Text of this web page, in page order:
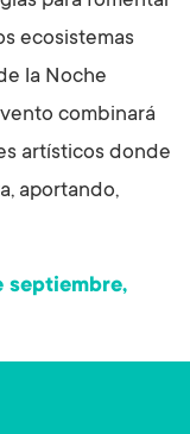
ecosistemas
la Noche
combinará
artísticos donde
aportando,
septiembre,